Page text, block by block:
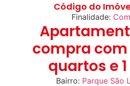
Código do
Finalidade:
compra com
quartos e
Bairro: Parque São